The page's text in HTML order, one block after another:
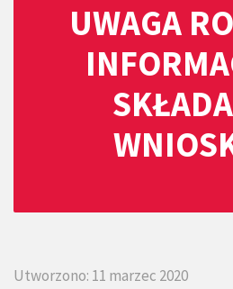
UWAGA
Utworzono: 11 marzec 2020